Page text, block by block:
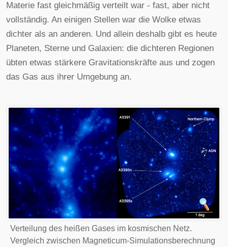
Materie fast gleichmäßig verteilt war - fast, aber nicht
vollständig. An einigen Stellen war die Wolke etwas
dichter als an anderen. Und allein deshalb gibt es heute
Planeten, Sterne und Galaxien: die dichteren Regionen
übten etwas stärkere Gravitationskräfte aus und zogen
das Gas aus ihrer Umgebung an.
Verteilung des heißen Gases im kosmischen Netz.
Vergleich zwischen Magneticum-Simulationsberechnung